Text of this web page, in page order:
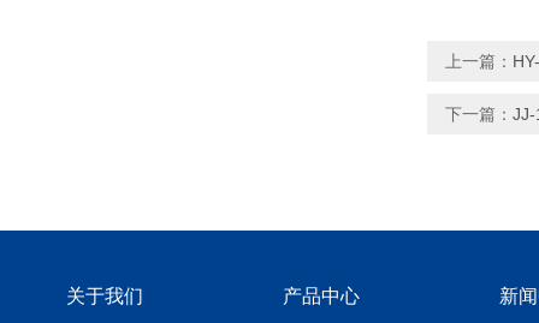
上一篇：
下一篇： JJ-
关于我们 产品中心 新